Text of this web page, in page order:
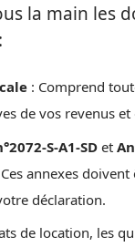
la main les
: Comprend
de vos revenus et
S-A1-SDet
annexes
déclaration.
de location, les